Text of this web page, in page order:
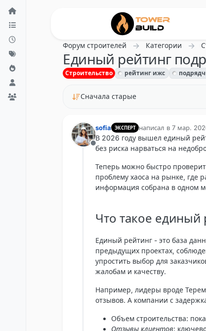
Перейти к содержанию
Форум строителей Категории
Единый рейтинг
Строительство рейтинг ижс
Сначала старые
Не в сети
sofia ЭКСПЕРТ написал в 7 мар.
отредактировано
В 2026 году вышел единый
без риска нарваться на
Теперь можно быстро
проблему хаоса на рынке, где
информация собрана в одном
Что такое
Единый рейтинг - это база
предыдущих проектах,
упростить выбор для
жалобам и качеству.
Например, лидеры вроде
отзывов. А компании с
Объем строительства:
Отзывы клиентов: